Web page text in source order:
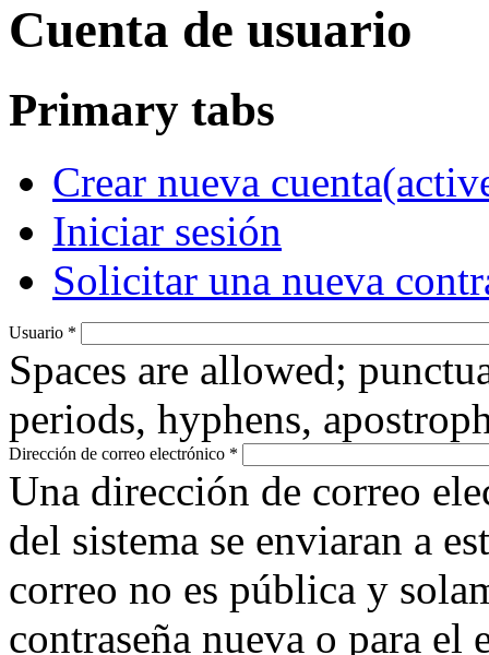
Cuenta de usuario
Primary tabs
Crear nueva cuenta
Iniciar sesión
Solicitar una nueva
Usuario *
Spaces are allowed;
periods, hyphens,
Dirección de correo electrónico *
Una dirección de correo
del sistema se enviaran a
correo no es pública y
contraseña nueva o para